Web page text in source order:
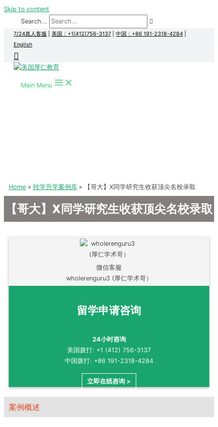
Skip to content
Search...
7/24真人客服 美国：+1(412)756-3137 中国：+86 191-2318-4284
English
Main Menu
Home 转学升学案例库 【哥大】X同学研究生收获顶尖名校录取
【哥大】X同学研究生收获顶尖名校录取
微信客服
wholerenguru3 (厚仁学术哥）
留学申请咨询
24小时咨询
美国拨打: +1 (412) 756-3137
中国拨打: +86 191-2318-4284
立即在线咨询 >
案例概述